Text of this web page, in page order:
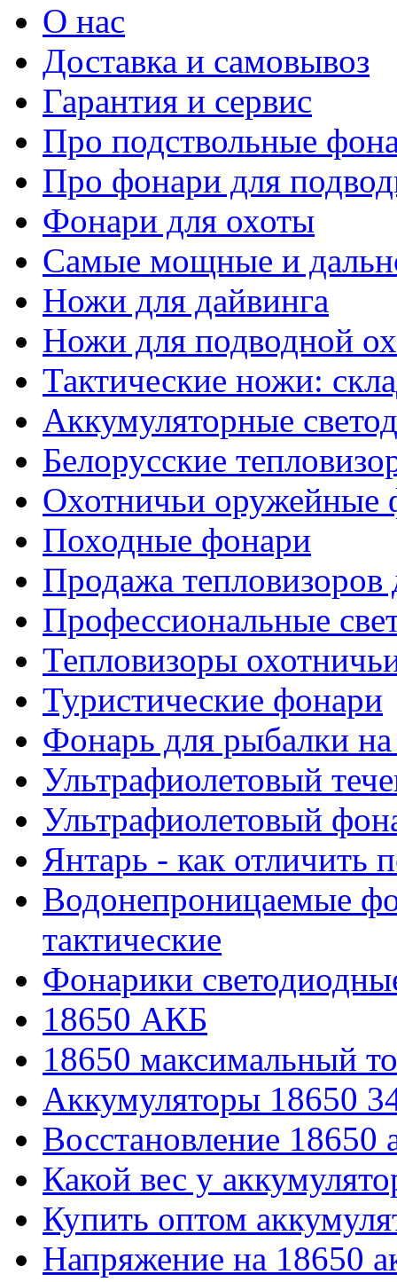
О нас
Доставка и самовывоз
Гарантия и сервис
Про подствольные
Про фонари для
Фонари для охоты
Самые мощные и
Ножи для дайвинга
Ножи для подводной
Тактические ножи:
Аккумуляторные
Белорусские
Охотничьи оружейные
Походные фонари
Продажа тепловизоров
Профессиональные
Тепловизоры
Туристические фонари
Фонарь для рыбалки на
Ультрафиолетовый
Ультрафиолетовый
Янтарь - как отличить
Водонепроницаемые
тактические
Фонарики
18650 АКБ
18650 максимальный
Аккумуляторы 18650
Восстановление 18650
Какой вес у
Купить оптом
Напряжение на 18650